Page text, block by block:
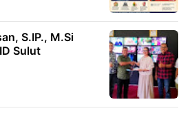
S.IP., M.Si
Sulut